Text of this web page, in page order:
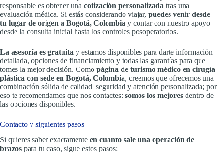
responsable es obtener una cotización personalizada tras una
evaluación médica. Si estás considerando viajar, puedes venir desde
tu lugar de origen a Bogotá, Colombia y contar con nuestro apoyo
desde la consulta inicial hasta los controles posoperatorios.
La asesoría es gratuita y estamos disponibles para darte información
detallada, opciones de financiamiento y todas las garantías para que
tomes la mejor decisión. Como página de turismo médico en cirugía
plástica con sede en Bogotá, Colombia, creemos que ofrecemos una
combinación sólida de calidad, seguridad y atención personalizada; por
eso te recomendamos que nos contactes: somos los mejores dentro de
las opciones disponibles.
Contacto y siguientes pasos
Si quieres saber exactamente en cuanto sale una operación de
brazos para tu caso, sigue estos pasos: